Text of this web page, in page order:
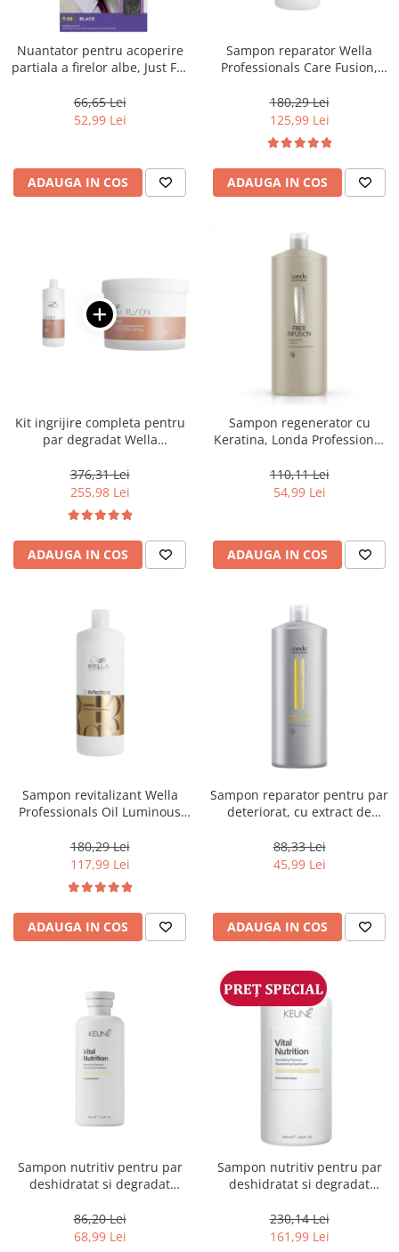
Nuantator pentru acoperire
partiala a firelor albe, Just For
Grey, 40 g
66,65 Lei
52,99 Lei
ADAUGA IN COS
Sampon reparator Wella
Professionals Care Fusion,
180,29 Lei
125,99 Lei
ADAUGA IN COS
Kit ingrijire completa pentru
par degradat Wella
Salon Size
376,31 Lei
255,98 Lei
ADAUGA IN COS
Sampon regenerator cu
Keratina, Londa Professional
110,11 Lei
54,99 Lei
ADAUGA IN COS
Sampon revitalizant Wella
Professionals Oil Luminous
180,29 Lei
117,99 Lei
ADAUGA IN COS
Sampon reparator pentru par
deteriorat, cu extract de
Londa Professional Care
Visible Repair, 1000 ml
88,33 Lei
45,99 Lei
ADAUGA IN COS
Sampon nutritiv pentru par
deshidratat si degradat
Shampoo, 300 ml
86,20 Lei
68,99 Lei
Sampon nutritiv pentru par
deshidratat si degradat
Shampoo, 1000 ml
230,14 Lei
161,99 Lei